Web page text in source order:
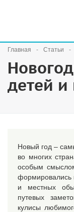
Главная Статьи
детей и
Новый год –
во многих
особым
формировались
и местных
путевых
кулисы